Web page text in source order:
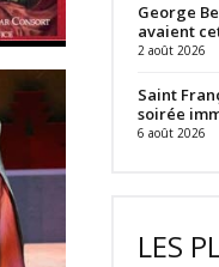
George
avaient
2 août 2026
Saint
soirée
6 août 2026
LES